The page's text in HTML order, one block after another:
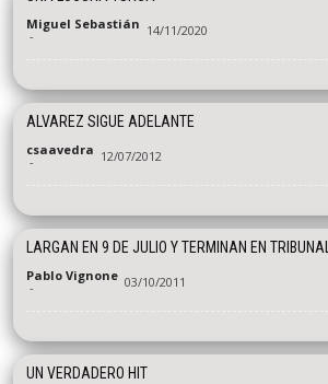
Miguel Sebastián
- 14/11/2020
ALVAREZ SIGUE ADELANTE
csaavedra
- 12/07/2012
LARGAN EN 9 DE JULIO Y TERMINAN EN
Pablo Vignone
- 03/10/2011
UN VERDADERO HIT